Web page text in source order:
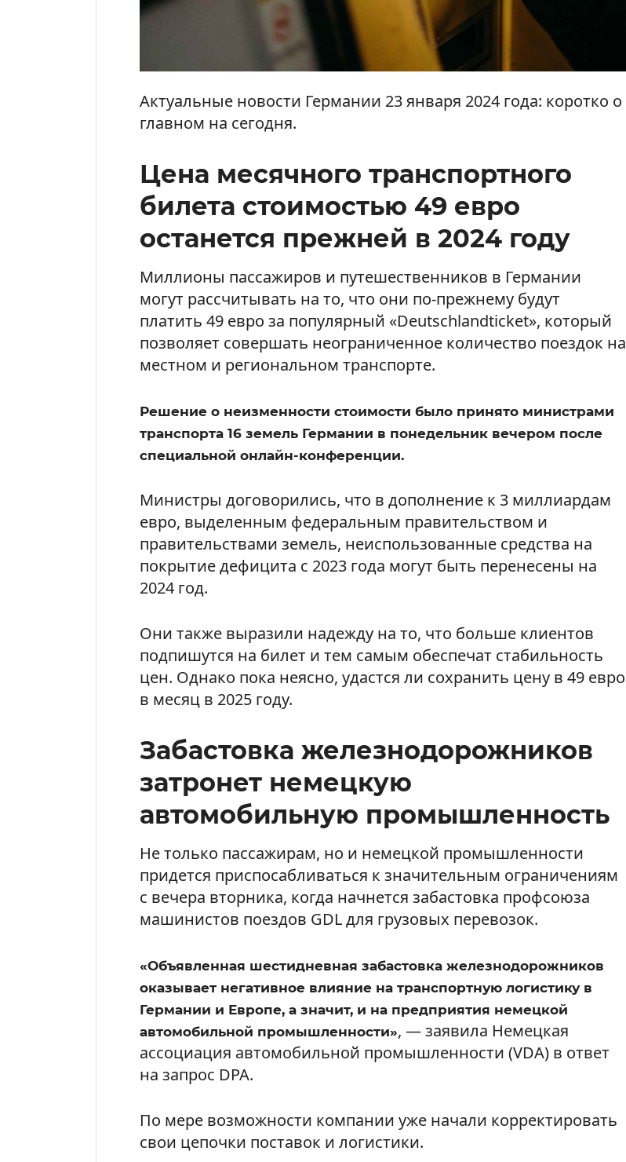
Актуальные новости Германии 23 января 2024 года: коротко о
главном на сегодня.
Цена месячного транспортного
билета стоимостью 49 евро
останется прежней в 2024 году
Миллионы пассажиров и путешественников в Германии
могут рассчитывать на то, что они по-прежнему будут
платить 49 евро за популярный «Deutschlandticket», который
позволяет совершать неограниченное количество поездок на
местном и региональном транспорте.
Решение о неизменности стоимости было принято министрами
транспорта 16 земель Германии в понедельник вечером после
специальной онлайн-конференции.
Министры договорились, что в дополнение к 3 миллиардам
евро, выделенным федеральным правительством и
правительствами земель, неиспользованные средства на
покрытие дефицита с 2023 года могут быть перенесены на
2024 год.
Они также выразили надежду на то, что больше клиентов
подпишутся на билет и тем самым обеспечат стабильность
цен. Однако пока неясно, удастся ли сохранить цену в 49 евро
в месяц в 2025 году.
Забастовка железнодорожников
затронет немецкую
автомобильную промышленность
Не только пассажирам, но и немецкой промышленности
придется приспосабливаться к значительным ограничениям
с вечера вторника, когда начнется забастовка профсоюза
машинистов поездов GDL для грузовых перевозок.
«Объявленная шестидневная забастовка железнодорожников
оказывает негативное влияние на транспортную логистику в
Германии и Европе, а значит, и на предприятия немецкой
автомобильной промышленности», — заявила Немецкая
ассоциация автомобильной промышленности (VDA) в ответ
на запрос DPA.
По мере возможности компании уже начали корректировать
свои цепочки поставок и логистики.